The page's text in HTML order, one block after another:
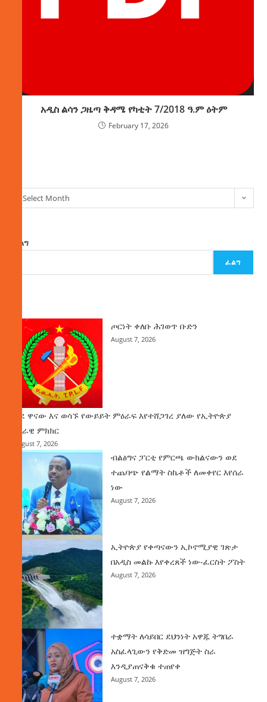
አዲስ ልሳን ጋዜጣ ቅዳሜ የካቲት 7/2018 ዓ.ም ዕትም
February 17, 2026
Select Month
ፈልግ
ፈልግ
ጦርነት ቀለቡ ሕገወጥ ቡድን
August 7, 2026
ወደ ዋናው እና ወሳኙ የውይይት ምዕራፍ እየተሸጋገረ ያለው የኢትዮጵያ
ሀገራዊ ምክክር
August 7, 2026
ብልፅግና ፓርቲ የምርጫ ውክልናውን ወደ
ተጨባጭ የልማት ስኬቶች ለመቀየር እየሰራ
ነው
August 7, 2026
ኢትዮጵያ የቀጣናውን ኢኮኖሚያዊ ገጽታ
በአዲስ መልኩ እየቀረጸች ነው-ፈርስት ፖስት
August 7, 2026
ተቋማት ለሳይበር ደህንነት አዋጁ ትግበራ
አስፈላጊውን የቅድመ ዝግጅት ስራ
እንዲያጠናቅቁ ተጠየቀ
August 7, 2026